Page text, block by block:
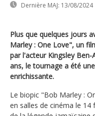
Dernière MAJ: 13/08/2024
Plus que quelques jours
Marley : One Love", un
par l'acteur Kingsley
ans, le tournage a été
enrichissante.
Le biopic "Bob Marley :
en salles de cinéma le